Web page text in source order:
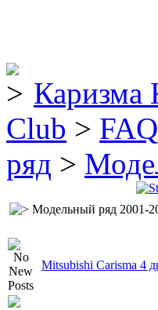
Каризма
Club > FAQ
ряд >
Модельный ряд 2001-
Mitsubishi Carisma 4